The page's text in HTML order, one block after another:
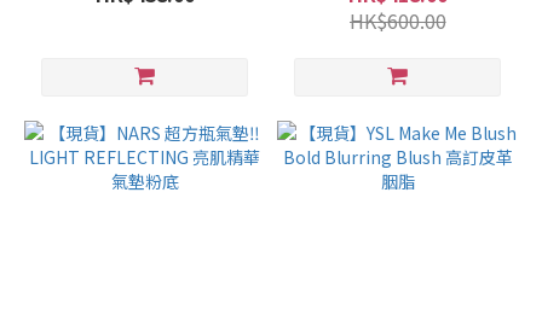
HK$600.00